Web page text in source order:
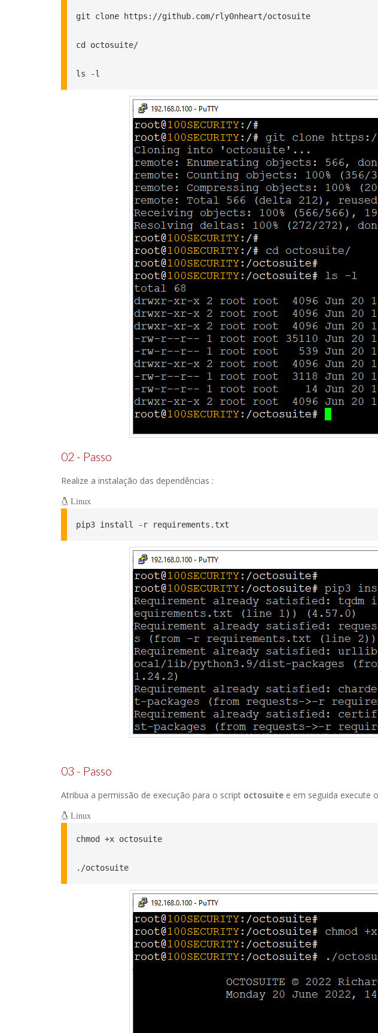
git clone https://github.com/rly0nheart/octosuite
cd octosuite/
ls -l
02 - Passo
Realize a instalação das dependências :
Linux
pip3 install -r requirements.txt
03 - Passo
Atribua a permissão de execução para o script octosuite e em seguida execute
Linux
chmod +x octosuite
./octosuite